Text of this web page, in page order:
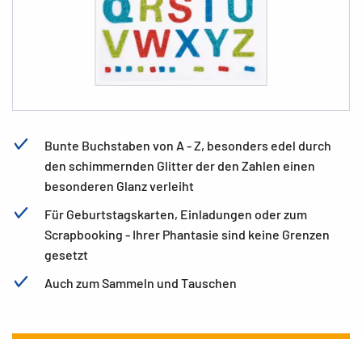
Bunte Buchstaben von A - Z, besonders edel durch
den schimmernden Glitter der den Zahlen einen
besonderen Glanz verleiht
Für Geburtstagskarten, Einladungen oder zum
Scrapbooking - Ihrer Phantasie sind keine Grenzen
gesetzt
Auch zum Sammeln und Tauschen